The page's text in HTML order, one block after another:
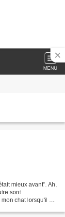
MENU
mieux avant". Ah,
sont
chat lorsqu'il me